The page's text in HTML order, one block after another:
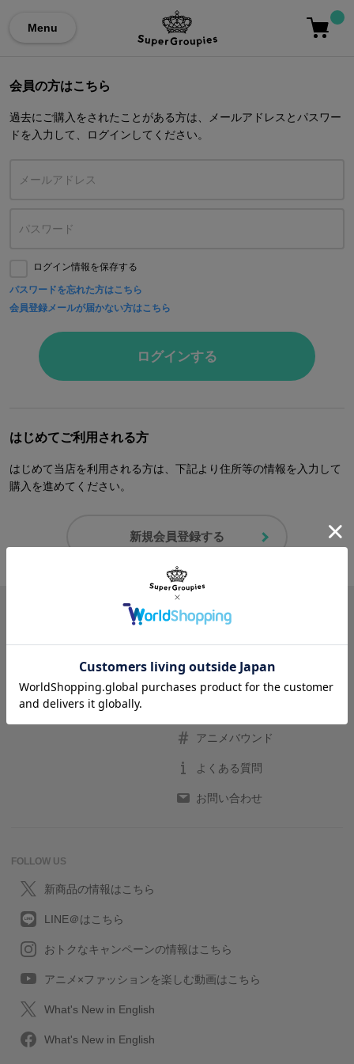
Menu
会員の方はこちら
過去にご購入をされたことがある方は、メールアドレスとパスワー
ドを入力して、ログインしてください。
ログイン情報を保存する
パスワードを忘れた方はこちら
会員登録メールが届かない方はこちら
ログインする
はじめてご利用される方
はじめて当店を利用される方は、下記より住所等の情報を入力して
購入を進めてください。
新規会員登録する
作品名一覧
ヘルプ＆ガイド
アニメバウンド
よくある質問
お問い合わせ
FOLLOW US
新商品の情報はこちら
LINE＠はこちら
おトクなキャンペーンの情報はこちら
アニメ×ファッションを楽しむ動画はこちら
What's New in English
What's New in English